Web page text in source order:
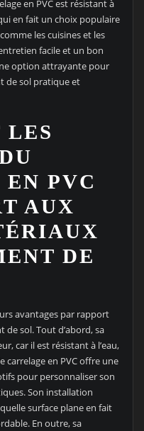
en PVC est résistant à
en fait un choix populaire
les cuisines et les
facile et un bon
option attrayante pour
de sol pratique et
LES
PVC
AUX
DE
avantages par rapport
sol. Tout d’abord, sa
car il est résistant à l’eau,
carrelage en PVC offre une
pour personnaliser son
Son installation
surface plane en fait
En outre, sa